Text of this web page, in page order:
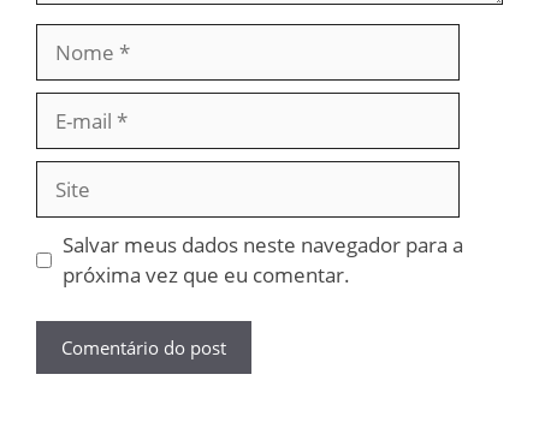
mail
Site
Salvar meus dados neste navegador para a
próxima vez que eu comentar.